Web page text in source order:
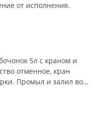
от исполнения.
5л с краном и
отменное, кран
Промыл и залил воду,